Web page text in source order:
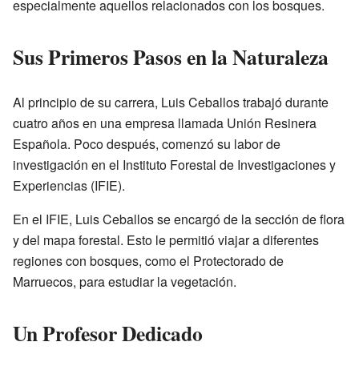
especialmente aquellos relacionados con los bosques.
Sus Primeros Pasos en la Naturaleza
Al principio de su carrera, Luis Ceballos trabajó durante
cuatro años en una empresa llamada Unión Resinera
Española. Poco después, comenzó su labor de
investigación en el Instituto Forestal de Investigaciones y
Experiencias (IFIE).
En el IFIE, Luis Ceballos se encargó de la sección de flora
y del mapa forestal. Esto le permitió viajar a diferentes
regiones con bosques, como el Protectorado de
Marruecos, para estudiar la vegetación.
Un Profesor Dedicado